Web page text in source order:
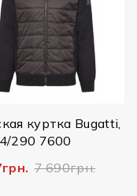
куртка Bugatti,
7600
7 690грн.